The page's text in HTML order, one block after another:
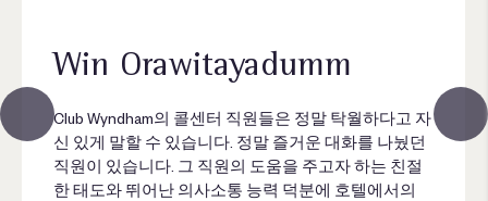
Win Orawitayadumm
Club Wyndham의 콜센터 직원들은 정말 탁월하다고 자
신 있게 말할 수 있습니다. 정말 즐거운 대화를 나눴던
직원이 있습니다. 그 직원의 도움을 주고자 하는 친절
한 태도와 뛰어난 의사소통 능력 덕분에 호텔에서의